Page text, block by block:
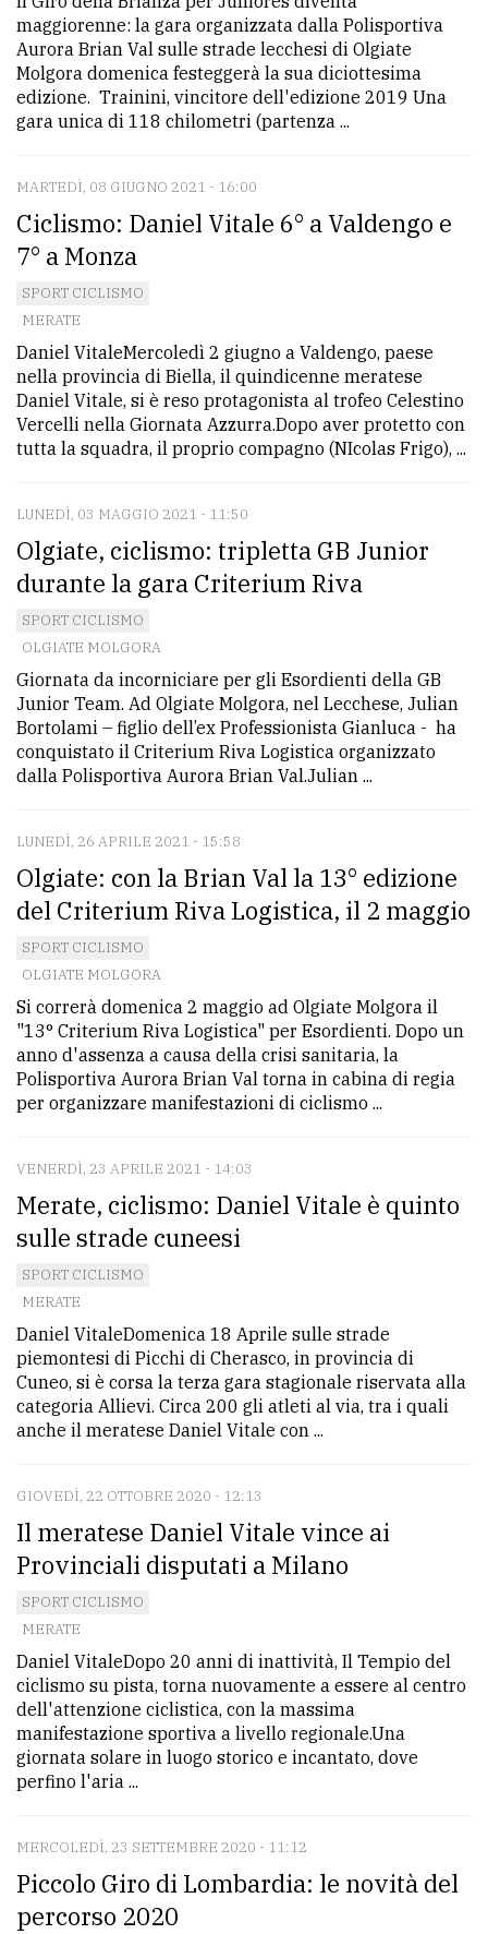
maggiorenne: la gara organizzata dalla Polisportiva
Aurora Brian Val sulle strade lecchesi di Olgiate
Molgora domenica festeggerà la sua diciottesima
edizione. Trainini, vincitore dell'edizione 2019 Una
gara unica di 118 chilometri (partenza ...
MARTEDÌ, 08 GIUGNO 2021 - 16:00
Ciclismo: Daniel Vitale 6° a Valdengo e
7° a Monza
SPORT CICLISMO
MERATE
Daniel VitaleMercoledì 2 giugno a Valdengo, paese
nella provincia di Biella, il quindicenne meratese
Daniel Vitale, si è reso protagonista al trofeo Celestino
Vercelli nella Giornata Azzurra.Dopo aver protetto con
tutta la squadra, il proprio compagno (NIcolas Frigo), ...
LUNEDÌ, 03 MAGGIO 2021 - 11:50
Olgiate, ciclismo: tripletta GB Junior
durante la gara Criterium Riva
SPORT CICLISMO
OLGIATE MOLGORA
Giornata da incorniciare per gli Esordienti della GB
Junior Team. Ad Olgiate Molgora, nel Lecchese, Julian
Bortolami – figlio dell’ex Professionista Gianluca - ha
conquistato il Criterium Riva Logistica organizzato
dalla Polisportiva Aurora Brian Val.Julian ...
LUNEDÌ, 26 APRILE 2021 - 15:58
Olgiate: con la Brian Val la 13° edizione
del Criterium Riva Logistica, il 2 maggio
SPORT CICLISMO
OLGIATE MOLGORA
Si correrà domenica 2 maggio ad Olgiate Molgora il
"13° Criterium Riva Logistica" per Esordienti. Dopo un
anno d'assenza a causa della crisi sanitaria, la
Polisportiva Aurora Brian Val torna in cabina di regia
per organizzare manifestazioni di ciclismo ...
VENERDÌ, 23 APRILE 2021 - 14:03
Merate, ciclismo: Daniel Vitale è quinto
sulle strade cuneesi
SPORT CICLISMO
MERATE
Daniel VitaleDomenica 18 Aprile sulle strade
piemontesi di Picchi di Cherasco, in provincia di
Cuneo, si è corsa la terza gara stagionale riservata alla
categoria Allievi. Circa 200 gli atleti al via, tra i quali
anche il meratese Daniel Vitale con ...
GIOVEDÌ, 22 OTTOBRE 2020 - 12:13
Il meratese Daniel Vitale vince ai
Provinciali disputati a Milano
SPORT CICLISMO
MERATE
Daniel VitaleDopo 20 anni di inattività, Il Tempio del
ciclismo su pista, torna nuovamente a essere al centro
dell'attenzione ciclistica, con la massima
manifestazione sportiva a livello regionale.Una
giornata solare in luogo storico e incantato, dove
perfino l'aria ...
MERCOLEDÌ, 23 SETTEMBRE 2020 - 11:12
Piccolo Giro di Lombardia: le novità del
percorso 2020